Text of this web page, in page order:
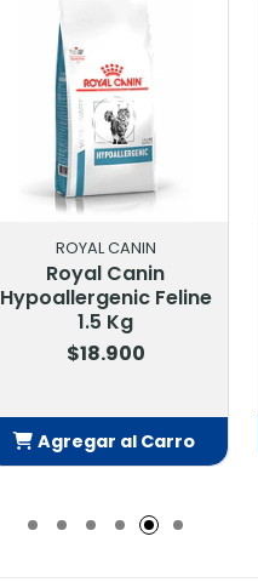
ROYAL CANIN
Royal Canin
Hypoallergenic Feline
1.5 Kg
$18.900
Agregar al Carro